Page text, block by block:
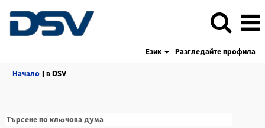
Език
Разгледайте профила
Начало | в DSV(настояща